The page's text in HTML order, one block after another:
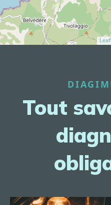
Tout